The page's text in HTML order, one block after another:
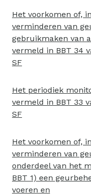
Het voorkomen of,
verminderen van
gebruikmaken van
vermeld in BBT 34
SF
Het periodiek
vermeld in BBT 33
SF
Het voorkomen of,
verminderen van
onderdeel van het
BBT 1) een
voeren en